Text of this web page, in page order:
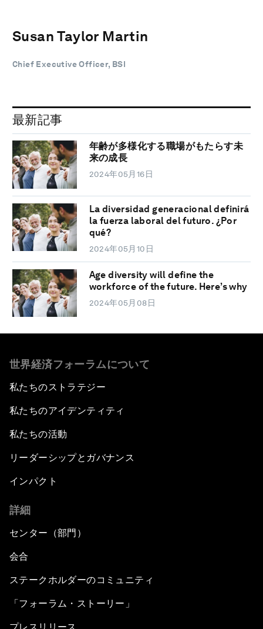
Susan Taylor Martin
Chief Executive Officer, BSI
最新記事
年齢が多様化する職場がもたらす未
来の成長
2024年05月16日
La diversidad generacional definirá
la fuerza laboral del futuro. ¿Por
qué?
2024年05月10日
Age diversity will define the
workforce of the future. Here’s why
2024年05月08日
世界経済フォーラムについて
私たちのストラテジー
私たちのアイデンティティ
私たちの活動
リーダーシップとガバナンス
インパクト
詳細
センター（部門）
会合
ステークホルダーのコミュニティ
「フォーラム・ストーリー」